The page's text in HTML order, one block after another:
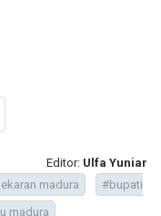
Editor: Ulfa Yuniar
madura
#bupati
madura